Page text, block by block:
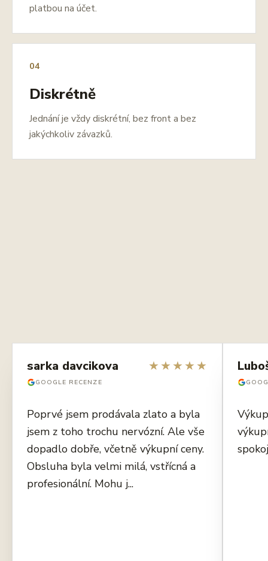
platbou na účet.
04
Diskrétně
Jednání je vždy diskrétní, bez front a bez
jakýchkoliv závazků.
sarka davcikova
GOOGLE RECENZE
★★★★★
Poprvé jsem prodávala zlato a byla
jsem z toho trochu nervózní. Ale vše
dopadlo dobře, včetně výkupní ceny.
Obsluha byla velmi milá, vstřícná a
profesionální. Mohu j...